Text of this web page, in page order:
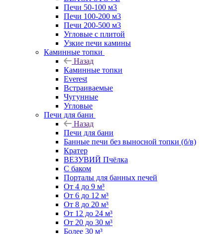
Печи 50-100 м3
Печи 100-200 м3
Печи 200-500 м3
Угловые с плитой
Узкие печи камины
Каминные топки
Назад
Каминные топки
Everest
Встраиваемые
Чугунные
Угловые
Печи для бани
Назад
Печи для бани
Банные печи без выносной топки (б/в)
Кратер
ВЕЗУВИЙ Пчёлка
С баком
Порталы для банных печей
От 4 до 9 м³
От 6 до 12 м³
От 8 до 20 м³
От 12 до 24 м³
От 20 до 30 м³
Более 30 м³